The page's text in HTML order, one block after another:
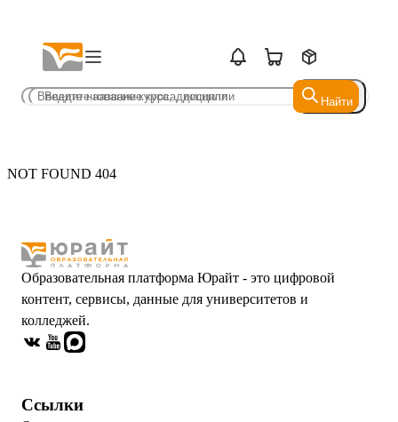
Найти
Найти
NOT FOUND 404
Образовательная платформа Юрайт - это цифровой
контент, сервисы, данные для университетов и
колледжей.
Ссылки